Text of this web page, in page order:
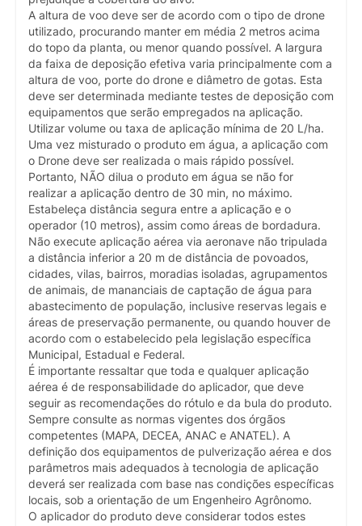
A altura de voo deve ser de acordo com o tipo de drone
utilizado, procurando manter em média 2 metros acima
do topo da planta, ou menor quando possível. A largura
da faixa de deposição efetiva varia principalmente com a
altura de voo, porte do drone e diâmetro de gotas. Esta
deve ser determinada mediante testes de deposição com
equipamentos que serão empregados na aplicação.
Utilizar volume ou taxa de aplicação mínima de 20 L/ha.
Uma vez misturado o produto em água, a aplicação com
o Drone deve ser realizada o mais rápido possível.
Portanto, NÃO dilua o produto em água se não for
realizar a aplicação dentro de 30 min, no máximo.
Estabeleça distância segura entre a aplicação e o
operador (10 metros), assim como áreas de bordadura.
Não execute aplicação aérea via aeronave não tripulada
a distância inferior a 20 m de distância de povoados,
cidades, vilas, bairros, moradias isoladas, agrupamentos
de animais, de mananciais de captação de água para
abastecimento de população, inclusive reservas legais e
áreas de preservação permanente, ou quando houver de
acordo com o estabelecido pela legislação específica
Municipal, Estadual e Federal.
É importante ressaltar que toda e qualquer aplicação
aérea é de responsabilidade do aplicador, que deve
seguir as recomendações do rótulo e da bula do produto.
Sempre consulte as normas vigentes dos órgãos
competentes (MAPA, DECEA, ANAC e ANATEL). A
definição dos equipamentos de pulverização aérea e dos
parâmetros mais adequados à tecnologia de aplicação
deverá ser realizada com base nas condições específicas
locais, sob a orientação de um Engenheiro Agrônomo.
O aplicador do produto deve considerar todos estes